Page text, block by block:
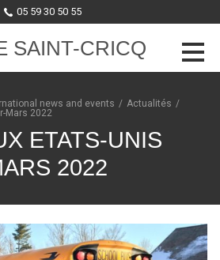
05 59 30 50 55
SAINT-CRICQ
news and events / Actualités /
Mars 2022
ETATS-UNIS
2022